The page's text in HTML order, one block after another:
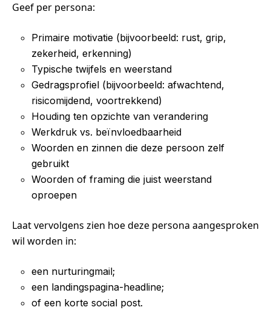
Geef per persona:
Primaire motivatie (bijvoorbeeld: rust, grip,
zekerheid, erkenning)
Typische twijfels en weerstand
Gedragsprofiel (bijvoorbeeld: afwachtend,
risicomijdend, voortrekkend)
Houding ten opzichte van verandering
Werkdruk vs. beïnvloedbaarheid
Woorden en zinnen die deze persoon zelf
gebruikt
Woorden of framing die juist weerstand
oproepen
Laat vervolgens zien hoe deze persona aangesproken
wil worden in:
een nurturingmail;
een landingspagina-headline;
of een korte social post.